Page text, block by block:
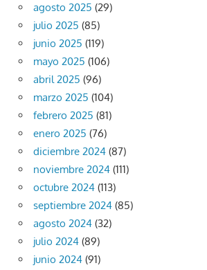
agosto 2025 (29)
julio 2025 (85)
junio 2025 (119)
mayo 2025 (106)
abril 2025 (96)
marzo 2025 (104)
febrero 2025 (81)
enero 2025 (76)
diciembre 2024 (87)
noviembre 2024 (111)
octubre 2024 (113)
septiembre 2024 (85)
agosto 2024 (32)
julio 2024 (89)
junio 2024 (91)